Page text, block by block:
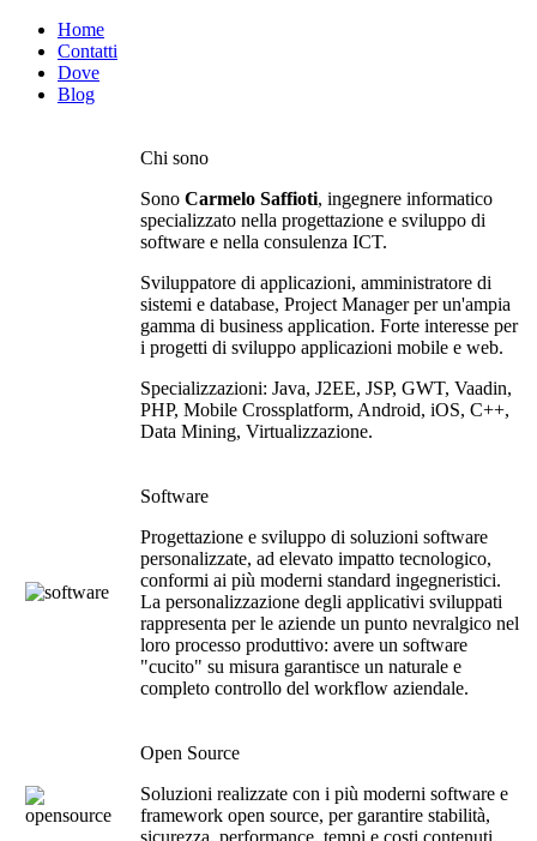
Home
Contatti
Dove
Blog
Chi sono
Sono Carmelo Saffioti, ingegnere informatico
specializzato nella progettazione e sviluppo di
software e nella consulenza ICT.
Sviluppatore di applicazioni, amministratore di
sistemi e database, Project Manager per un'ampia
gamma di business application. Forte interesse per
i progetti di sviluppo applicazioni mobile e web.
Specializzazioni: Java, J2EE, JSP, GWT, Vaadin,
PHP, Mobile Crossplatform, Android, iOS, C++,
Data Mining, Virtualizzazione.
Software
Progettazione e sviluppo di soluzioni software
personalizzate, ad elevato impatto tecnologico,
conformi ai più moderni standard ingegneristici.
La personalizzazione degli applicativi sviluppati
rappresenta per le aziende un punto nevralgico nel
loro processo produttivo: avere un software
"cucito" su misura garantisce un naturale e
completo controllo del workflow aziendale.
Open Source
Soluzioni realizzate con i più moderni software e
framework open source, per garantire stabilità,
sicurezza, performance, tempi e costi contenuti.